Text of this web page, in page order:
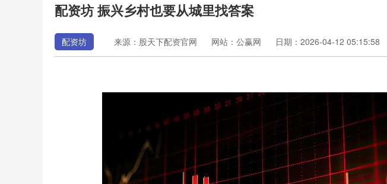
配资坊 振兴乡村也要从城里找答案
配资坊 来源：股天下配资官网 网站：公赢网 日期：2026-04-12 05:15:58